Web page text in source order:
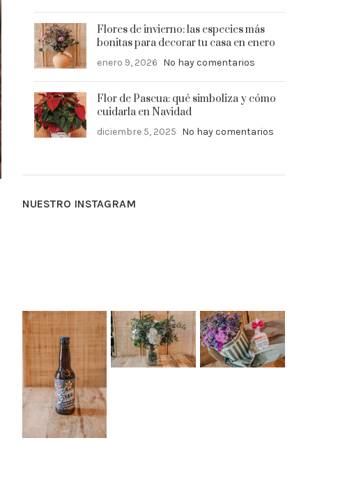
Flores de invierno: las especies más
bonitas para decorar tu casa en enero
enero 9, 2026 No hay comentarios
Flor de Pascua: qué simboliza y cómo
cuidarla en Navidad
diciembre 5, 2025 No hay comentarios
NUESTRO INSTAGRAM